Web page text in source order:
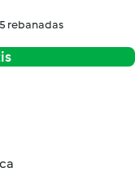
rebanadas